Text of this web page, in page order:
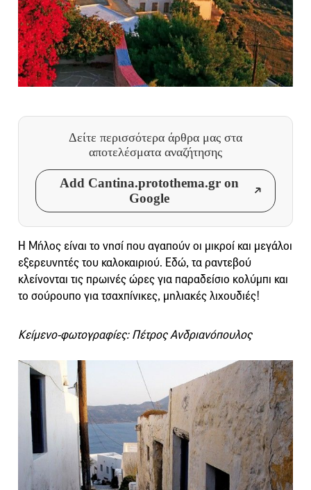
Δείτε περισσότερα άρθρα μας στα
αποτελέσματα αναζήτησης
Add Cantina.protothema.gr on
Google
Η Μήλος είναι το νησί που αγαπούν οι μικροί και μεγάλοι
εξερευνητές του καλοκαιριού. Εδώ, τα ραντεβού
κλείνονται τις πρωινές ώρες για παραδείσιο κολύμπι και
το σούρουπο για τσαχπίνικες, μηλιακές λιχουδιές!
Κείμενο-φωτογραφίες: Πέτρος Ανδριανόπουλος